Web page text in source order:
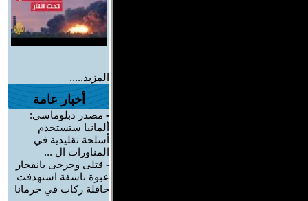
المزيد.....
أخبار عامة
- مصدر دبلوماسي:
ألمانيا ستستخدم
أسلحة تقليدية في
المناورات ال ...
- قتلى وجرحى بانفجار
عبوة ناسفة استهدفت
حافلة ركاب في جرمانا